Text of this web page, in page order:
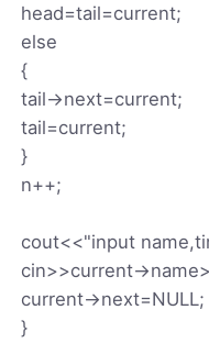
head=tail=current;
else
{
tail->next=current;
tail=current;
}
n++;
cout<<"input
cin>>current-
current->next=NULL;
}